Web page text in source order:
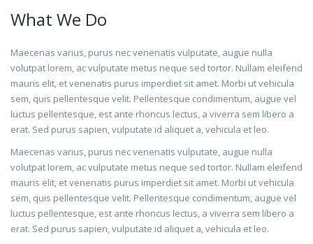
What We Do
Maecenas varius, purus nec venenatis vulputate, augue nulla
volutpat lorem, ac vulputate metus neque sed tortor. Nullam eleifend
mauris elit, et venenatis purus imperdiet sit amet. Morbi ut vehicula
sem, quis pellentesque velit. Pellentesque condimentum, augue vel
luctus pellentesque, est ante rhoncus lectus, a viverra sem libero a
erat. Sed purus sapien, vulputate id aliquet a, vehicula et leo.
Maecenas varius, purus nec venenatis vulputate, augue nulla
volutpat lorem, ac vulputate metus neque sed tortor. Nullam eleifend
mauris elit, et venenatis purus imperdiet sit amet. Morbi ut vehicula
sem, quis pellentesque velit. Pellentesque condimentum, augue vel
luctus pellentesque, est ante rhoncus lectus, a viverra sem libero a
erat. Sed purus sapien, vulputate id aliquet a, vehicula et leo.